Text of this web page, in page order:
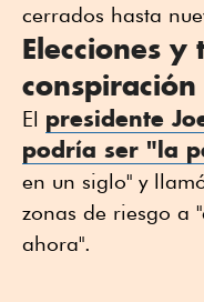
cerrados hasta
Elecciones
conspiración
El presidente
podría ser "la
en un siglo" y
zonas de riesgo a
ahora".